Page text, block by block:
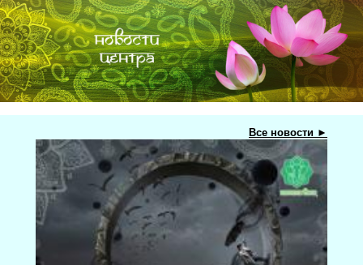
Все новости ►